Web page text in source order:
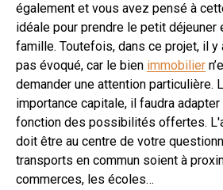
également et vous avez pensé à
idéale pour prendre le petit déjeuner
famille. Toutefois, dans ce projet, il y
pas évoqué, car le bien immobilier
demander une attention particulière.
importance capitale, il faudra
fonction des possibilités offertes.
doit être au centre de votre
transports en commun soient à
commerces, les écoles…